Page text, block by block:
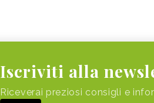
Iscriviti alla
Riceverai preziosi consigli e